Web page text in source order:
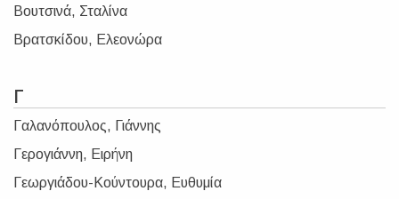
Βουτσινά, Σταλίνα
Βρατσκίδου, Ελεονώρα
Γ
Γαλανόπουλος, Γιάννης
Γερογιάννη, Ειρήνη
Γεωργιάδου-Κούντουρα, Ευθυμία